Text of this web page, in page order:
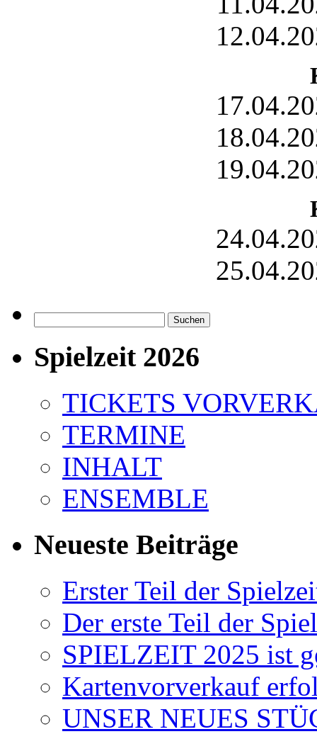
nach:
Spielzeit 2026
TICKETS
TERMINE
INHALT
ENSEMBLE
Neueste Beiträge
Erster Teil der
Der erste Teil der
SPIELZEIT 2025 ist
Kartenvorverkauf
UNSER NEUES